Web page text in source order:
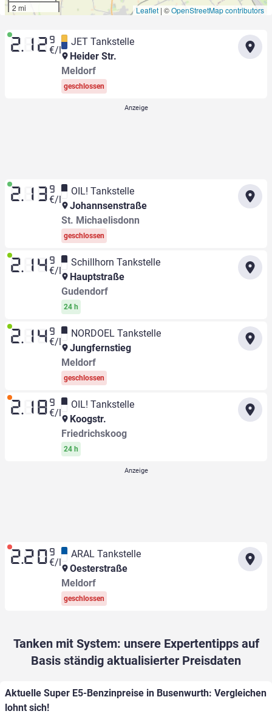
2 mi
Leaflet | ©OpenStreetMap contributors
2.12 9
€/l
JET Tankstelle
Heider Str.
Meldorf
geschlossen
2.13 9
€/l
OIL! Tankstelle
Johannsenstraße
St. Michaelisdonn
geschlossen
2.14 9
€/l
Schillhorn Tankstelle
Hauptstraße
Gudendorf
24 h
2.14 9
€/l
NORDOEL Tankstelle
Jungfernstieg
Meldorf
geschlossen
2.18 9
€/l
OIL! Tankstelle
Koogstr.
Friedrichskoog
24 h
2.20 9
€/l
ARAL Tankstelle
Oesterstraße
Meldorf
geschlossen
Tanken mit System: unsere Expertentipps auf
Basis ständig aktualisierter Preisdaten
Aktuelle Super E5-Benzinpreise in Busenwurth: Vergleichen
lohnt sich!